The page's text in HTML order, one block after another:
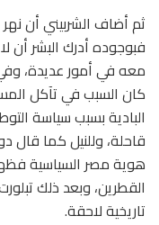
ثم أضاف الشربيني أن نهر
فبوجوده أدرك البشر أن
معه في أمور عديدة،
كان السبب في تآكل
البادية بسبب سياسة
قاحلة، وللنيل كما
هوية مصر السياسية
القطرين، وبعد ذلك
تاريخية لاحقة.